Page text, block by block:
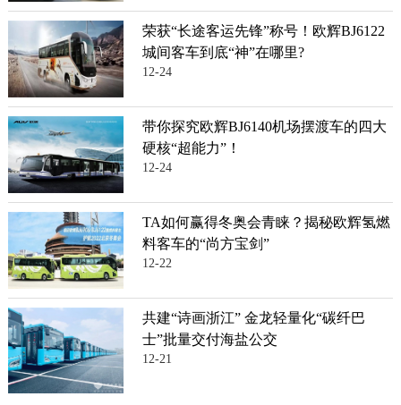
荣获“长途客运先锋”称号！欧辉BJ6122
城间客车到底“神”在哪里?
12-24
带你探究欧辉BJ6140机场摆渡车的四大
硬核“超能力”！
12-24
TA如何赢得冬奥会青睐？揭秘欧辉氢燃
料客车的“尚方宝剑”
12-22
共建“诗画浙江” 金龙轻量化“碳纤巴
士”批量交付海盐公交
12-21